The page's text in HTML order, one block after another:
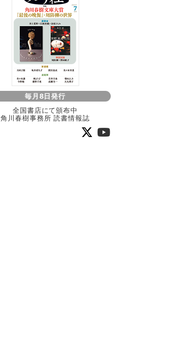
毎月8日発行
全国書店にて頒布中
角川春樹事務所 読書情報誌